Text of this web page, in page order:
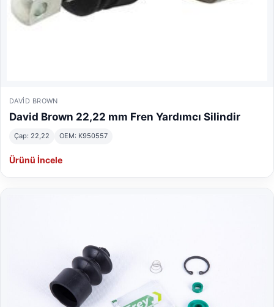
DAVID BROWN
David Brown 22,22 mm Fren Yardımcı Silindir
Çap: 22,22 OEM: K950557
Ürünü İncele